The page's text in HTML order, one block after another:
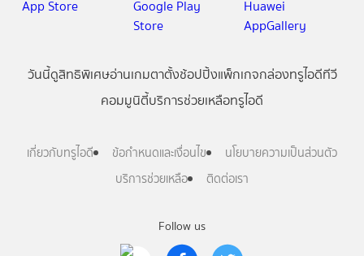
Follow us
วันนี้ดูสิทธิพิเศษอ่านเกมตาตั้งช้อปปิ้งแพ็กเกจกล่องทรูไอดีทีวี
คอมมูนิตี้บริการช่วยเหลือทรูไอดี
เกี่ยวกับทรูไอดี ข้อกำหนดและเงื่อนไข
นโยบายความเป็นส่วนตัว
บริการช่วยเหลือ
ติดต่อเรา